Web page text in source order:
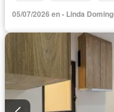
05/07/2026 en - Linda